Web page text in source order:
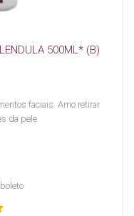
500ML* (B)
faciais. Amo retirar
da pele.